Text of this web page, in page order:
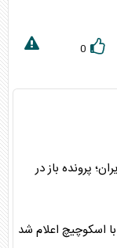
0
پرونده باز در
اسکوچیچ اعلام شد